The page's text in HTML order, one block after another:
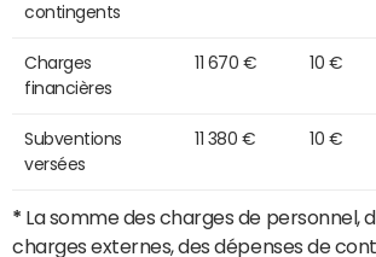
contingents
Charges
financières
11 670 € 10 €
Subventions
versées
11 380 € 10 €
* La somme des charges de personnel,
charges externes, des dépenses de